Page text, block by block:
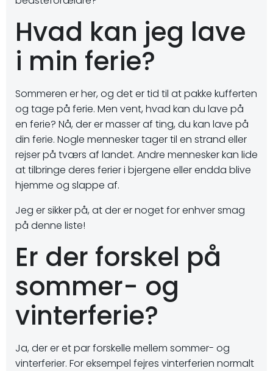
Hvad kan jeg lave
i min ferie?
Sommeren er her, og det er tid til at pakke kufferten
og tage på ferie. Men vent, hvad kan du lave på
en ferie? Nå, der er masser af ting, du kan lave på
din ferie. Nogle mennesker tager til en strand eller
rejser på tværs af landet. Andre mennesker kan lide
at tilbringe deres ferier i bjergene eller endda blive
hjemme og slappe af.
Jeg er sikker på, at der er noget for enhver smag
på denne liste!
Er der forskel på
sommer- og
vinterferie?
Ja, der er et par forskelle mellem sommer- og
vinterferier. For eksempel fejres vinterferien normalt